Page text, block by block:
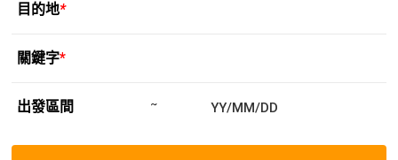
目的地*
關鍵字*
出發區間 ~